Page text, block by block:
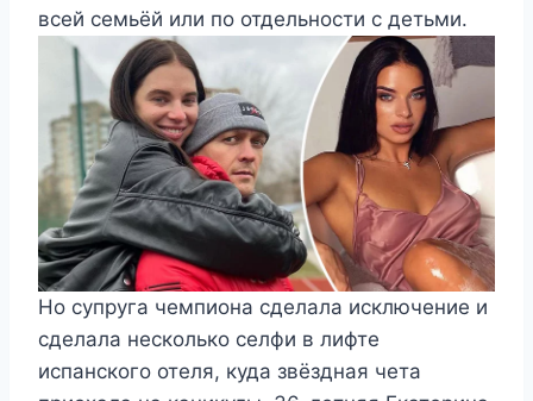
всей семьёй или по отдельности с детьми.
Но супруга чемпиона сделала исключение и
сделала несколько селфи в лифте
испанского отеля, куда звёздная чета